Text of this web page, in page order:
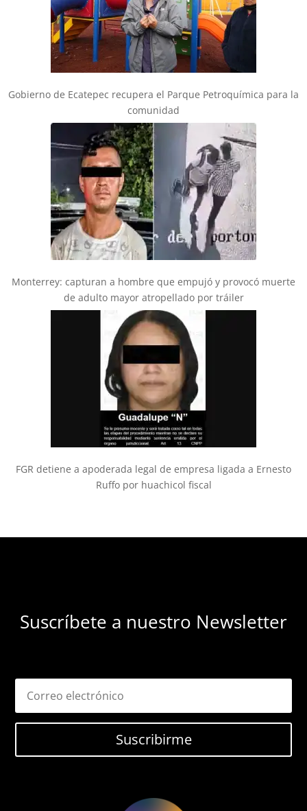
Gobierno de Ecatepec recupera el Parque Petroquímica para la
comunidad
Monterrey: capturan a hombre que empujó y provocó muerte
de adulto mayor atropellado por tráiler
FGR detiene a apoderada legal de empresa ligada a Ernesto
Ruffo por huachicol fiscal
Suscríbete a nuestro Newsletter
Suscribirme